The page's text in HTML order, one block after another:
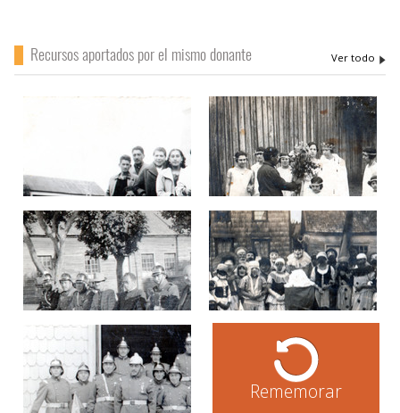
Recursos aportados por el mismo donante
Rememorar